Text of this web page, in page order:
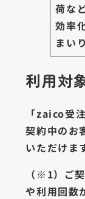
荷な
効率
まい
利用対
「zaico受
契約中のお
いただけま
（※1）ご
や利用回数